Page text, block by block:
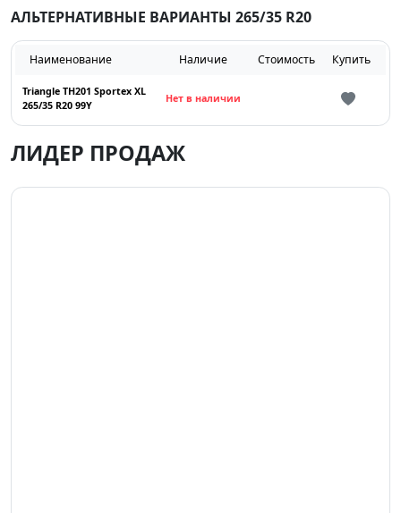
АЛЬТЕРНАТИВНЫЕ ВАРИАНТЫ 265/35 R20
Наименование Наличие Стоимость Купить
Triangle TH201 Sportex XL
265/35 R20 99Y
Нет в наличии
ЛИДЕР ПРОДАЖ